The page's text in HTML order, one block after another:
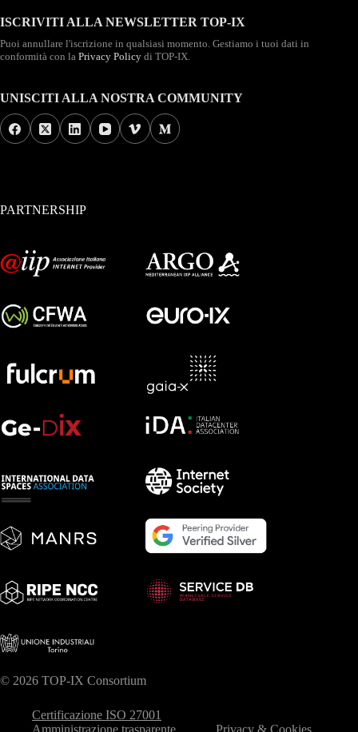
ISCRIVITI ALLA NEWSLETTER TOP-IX
Puoi annullare l'iscrizione in qualsiasi momento. Gestiamo i tuoi dati in
conformità con la Privacy Policy di TOP-IX.
UNISCITI ALLA NOSTRA COMMUNITY
PARTNERSHIP
© 2026 TOP-IX Consortium
Certificazione ISO 27001
Amministrazione trasparente
Privacy & Cookies